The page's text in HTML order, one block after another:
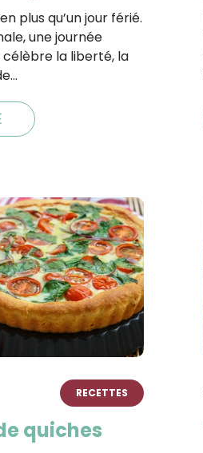
plus qu’un jour férié.
une journée
célèbre la liberté, la
RECETTES
quiches